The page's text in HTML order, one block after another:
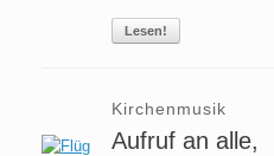
Lesen!
Kirchenmusik
Aufruf an alle,